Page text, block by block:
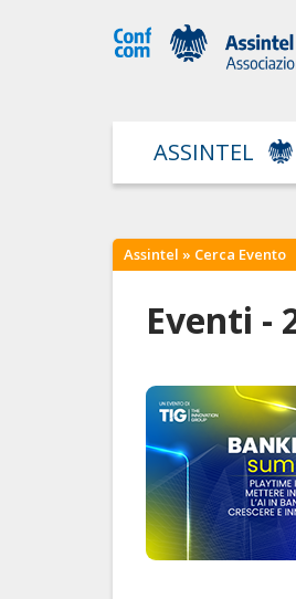
ASSINTEL
Assintel » Cerca Evento
Eventi -